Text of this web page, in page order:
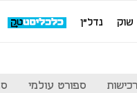
שוק נדל"ן
רכישות ספורט עולמי